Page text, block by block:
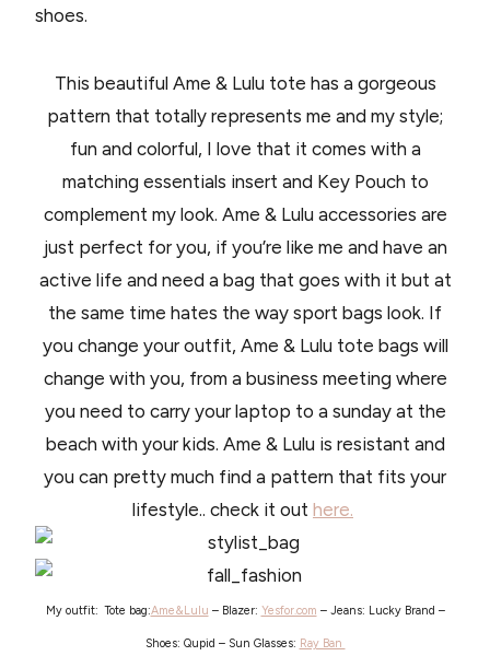
shoes.
This beautiful Ame & Lulu tote has a gorgeous
pattern that totally represents me and my style;
fun and colorful, I love that it comes with a
matching essentials insert and Key Pouch to
complement my look. Ame & Lulu accessories are
just perfect for you, if you’re like me and have an
active life and need a bag that goes with it but at
the same time hates the way sport bags look. If
you change your outfit, Ame & Lulu tote bags will
change with you, from a business meeting where
you need to carry your laptop to a sunday at the
beach with your kids. Ame & Lulu is resistant and
you can pretty much find a pattern that fits your
lifestyle.. check it out here.
My outfit: Tote bag:Ame&Lulu – Blazer: Yesfor.com – Jeans: Lucky Brand –
Shoes: Qupid – Sun Glasses: Ray Ban